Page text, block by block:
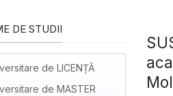
DE STUDII
de LICENȚĂ
de MASTER